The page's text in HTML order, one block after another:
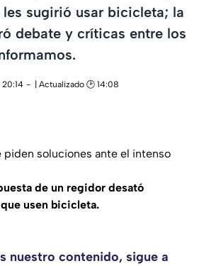
sugirió usar bicicleta; la
debate y críticas entre los
| Actualizado 🕑 14:08
piden soluciones ante el intenso
de un regidor desató
usen bicicleta.
nuestro contenido, sigue a